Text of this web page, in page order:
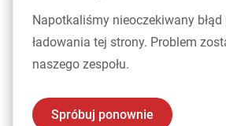
Napotkaliśmy nieoczekiwany
ładowania tej strony. Problem
naszego zespołu.
Spróbuj ponownie